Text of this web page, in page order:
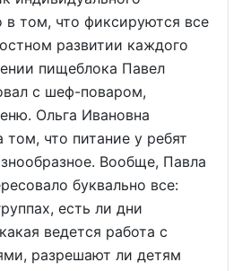
в том, что фиксируются все
развитии каждого
пищеблока Павел
с шеф-поваром,
Ольга Ивановна
том, что питание у ребят
Вообще, Павла
буквально все:
есть ли дни
ведется работа с
разрешают ли детям